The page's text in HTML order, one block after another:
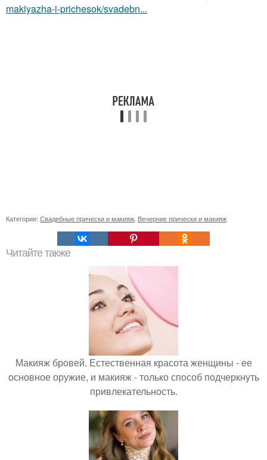
makiyazha-i-prichesok/svadebn...
Категории: Свадебные прически и макияж Вечерние прически и макияж
Читайте также
Макияж бровей. Естественная красота женщины - ее
основное оружие, и макияж - только способ подчеркнуть
привлекательность.